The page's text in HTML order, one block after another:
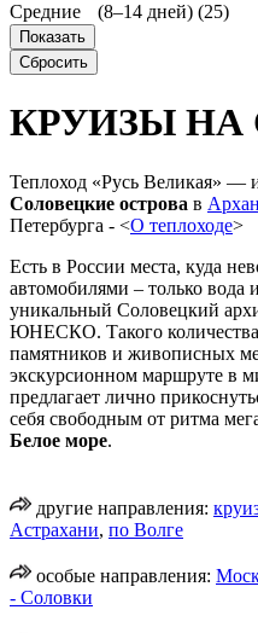
Средние (8–14 дней) (25)
КРУИЗЫ НА
Теплоход «Русь Великая» —
Соловецкие острова в
Петербурга - <О теплоходе>
Есть в России места, куда
автомобилями – только вода
уникальный Соловецкий
ЮНЕСКО. Такого количества
памятников и живописных
экскурсионном маршруте в
предлагает лично
себя свободным от ритма
Белое море.
другие направления:
Астрахани, по Волге
особые направления:
- Соловки